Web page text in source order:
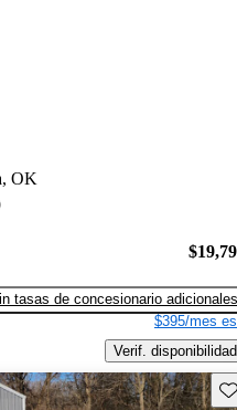
OK
tasas de concesionario adicionales
$395/mes
Verif. disponibilidad